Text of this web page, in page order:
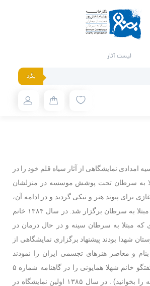
لیست آثار
بگرد
خانم نفسیه امدادی نمایشگاهی از آثار سیاه قلم خود را در
به سرطان تحت پوشش موسسه در منزلشان
برای پیوند هنر و نیکی گردید و در ادامه آن،
گالری نقاشی کودکان مبتلا به سرطان برگزار شد. در سال ۱۳۸۴ خانم
که مبتلا به سرطان سینه و در حال درمان در
شهدا بودند پیشنهاد برگزاری نمایشگاهی از
بنام و معاصر هنرهای تجسمی ایران را نمودند
(برای مطالعه بیشتر گفتگو خانم شهلا همایونی را در گاهنامه شماره ۵
زمستان ۱۳۹۶ موسسه را بخوانید) . در سال ۱۳۸۵ اولین نمایشگاه در